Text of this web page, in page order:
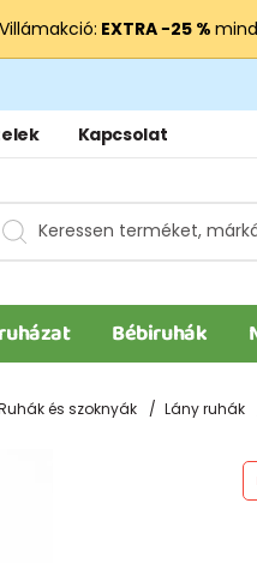
Villámakció: EXTRA −25 %
Kapcsolat
Bébiruhák
és szoknyák Lány ruhák